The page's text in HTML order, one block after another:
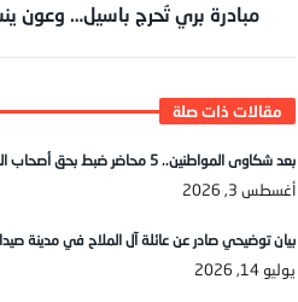
مبادرة بري تُحرج باسيل… وعون
بعد شكاوى المواطنين.. 5 محاضر ضبط بحق أصحاب المولدات في صيدا وضواحيها
أغسطس 3, 2026
بيان توضيحي صادر عن عائلة آل الملاح في مدينة صيدا
يوليو 14, 2026